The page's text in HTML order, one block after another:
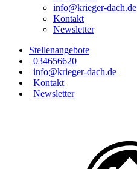
info@krieger-dach.de
Kontakt
Newsletter
Stellenangebote
| 034656620
| info@krieger-dach.de
| Kontakt
| Newsletter